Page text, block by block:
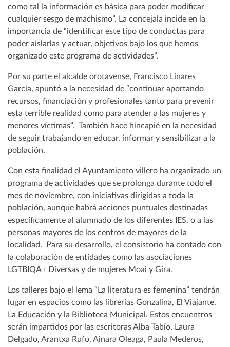
como tal la información es básica para poder modificar
cualquier sesgo de machismo”. La concejala incide en la
importancia de “identificar este tipo de conductas para
poder aislarlas y actuar, objetivos bajo los que hemos
organizado este programa de actividades”.
Por su parte el alcalde orotavense, Francisco Linares
García, apuntó a la necesidad de “continuar aportando
recursos, financiación y profesionales tanto para prevenir
esta terrible realidad como para atender a las mujeres y
menores víctimas”. También hace hincapié en la necesidad
de seguir trabajando en educar, informar y sensibilizar a la
población.
Con esta finalidad el Ayuntamiento villero ha organizado un
programa de actividades que se prolonga durante todo el
mes de noviembre, con iniciativas dirigidas a toda la
población, aunque habrá acciones puntuales destinadas
específicamente al alumnado de los diferentes IES, o a las
personas mayores de los centros de mayores de la
localidad. Para su desarrollo, el consistorio ha contado con
la colaboración de entidades como las asociaciones
LGTBIQA+ Diversas y de mujeres Moai y Gira.
Los talleres bajo el lema “La literatura es femenina” tendrán
lugar en espacios como las librerías Gonzalina, El Viajante,
La Educación y la Biblioteca Municipal. Estos encuentros
serán impartidos por las escritoras Alba Tabío, Laura
Delgado, Arantxa Rufo, Ainara Oleaga, Paula Mederos,